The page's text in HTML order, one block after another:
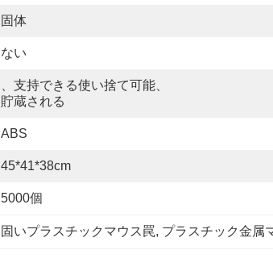
固体
ない
、支持できる使い捨て可能、
貯蔵される
ABS
45*41*38cm
5000個
固いプラスチックマウス罠, プラスチック金属